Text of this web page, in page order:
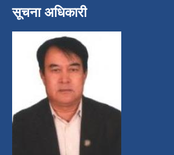
सूचना अधिकारी